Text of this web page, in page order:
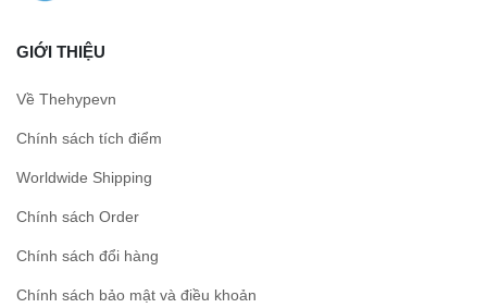
GIỚI THIỆU
Về Thehypevn
Chính sách tích điểm
Worldwide Shipping
Chính sách Order
Chính sách đổi hàng
Chính sách bảo mật và điều khoản